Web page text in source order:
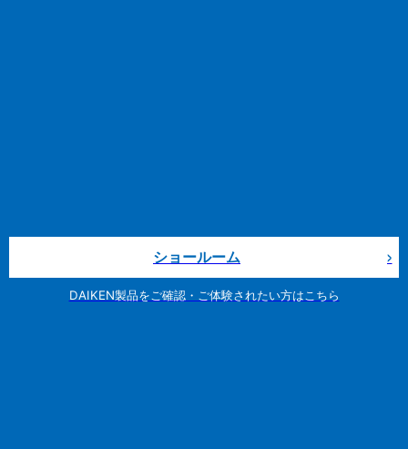
ショールーム
DAIKEN製品をご確認・ご体験されたい方はこちら